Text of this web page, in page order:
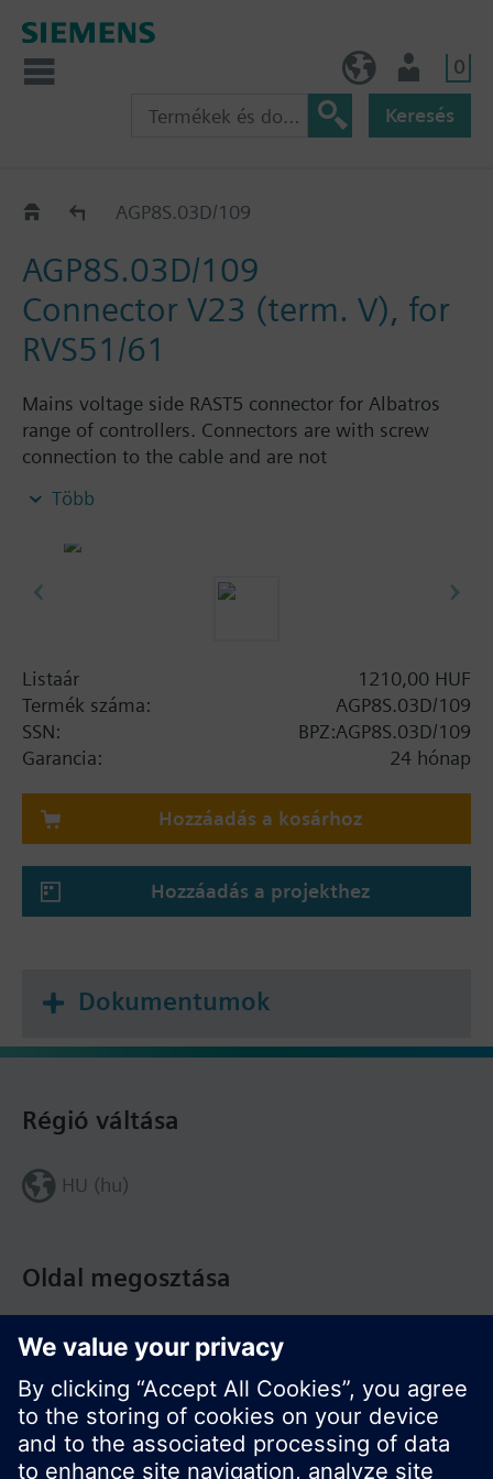
0
Keresés
KatalógusAGP8S.03D/109
AGP8S.03D/109
Connector V23 (term. V), for
RVS51/61
Mains voltage side RAST5 connector for Albatros
range of controllers. Connectors are with screw
connection to the cable and are not
Több
Listaár
1210,00 HUF
Termék száma:
AGP8S.03D/109
SSN:
BPZ:AGP8S.03D/109
Garancia:
24 hónap
Hozzáadás a kosárhoz
Hozzáadás a projekthez
Dokumentumok
Oldal megosztása
Régió váltása
HU (hu)